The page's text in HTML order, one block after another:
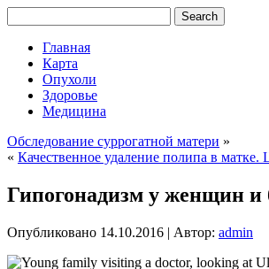
Главная
Карта
Опухоли
Здоровье
Медицина
Обследование суррогатной матери »
« Качественное удаление полипа в матке.
Гипогонадизм у женщин и
Опубликовано 14.10.2016 | Автор: admin